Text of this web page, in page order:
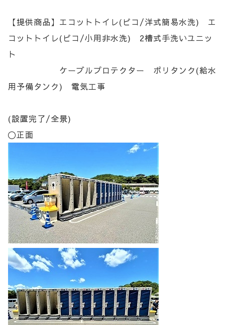
【提供商品】エコットトイレ(ピコ/洋式簡易水洗) エ
コットトイレ(ピコ/小用非水洗) 2槽式手洗いユニッ
ト
ケーブルプロテクター ポリタンク(給水
用予備タンク) 電気工事
(設置完了/全景)
〇正面